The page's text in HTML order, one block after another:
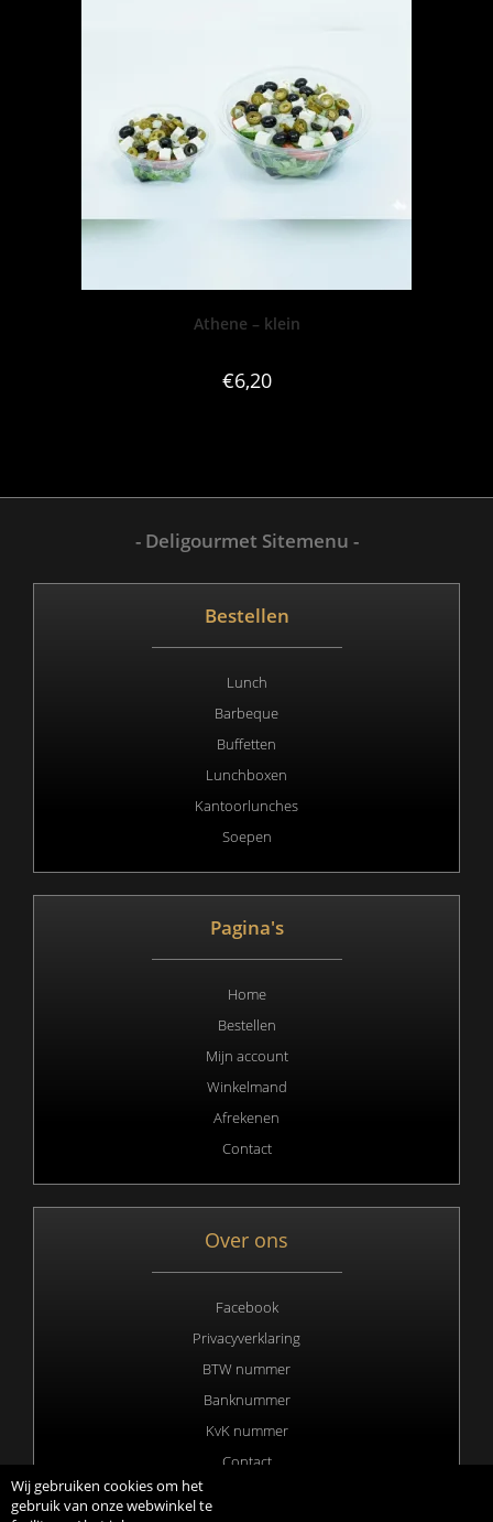
Athene – klein
€6,20
- Deligourmet Sitemenu -
Bestellen
Lunch
Barbeque
Buffetten
Lunchboxen
Kantoorlunches
Soepen
Pagina's
Home
Bestellen
Mijn account
Winkelmand
Afrekenen
Contact
Over ons
Facebook
Privacyverklaring
BTW nummer
Banknummer
KvK nummer
Contact
Wij gebruiken cookies om het
gebruik van onze webwinkel te